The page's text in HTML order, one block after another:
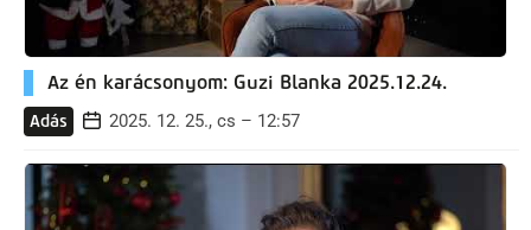
Az én karácsonyom: Guzi Blanka 2025.12.24.
Adás 2025. 12. 25., cs – 12:57